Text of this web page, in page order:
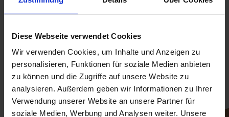
Diese Webseite verwendet Cookies
Wir verwenden Cookies, um Inhalte und Anzeigen zu
personalisieren, Funktionen für soziale Medien anbieten
zu können und die Zugriffe auf unsere Website zu
analysieren. Außerdem geben wir Informationen zu Ihrer
Verwendung unserer Website an unsere Partner für
soziale Medien, Werbung und Analysen weiter. Unsere
Derzeit meistverkaufte